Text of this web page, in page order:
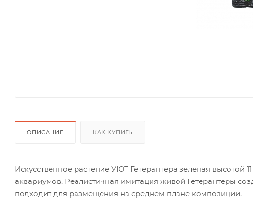
ОПИСАНИЕ КАК КУПИТЬ
Искусственное растение УЮТ Гетерантера зеленая высотой
аквариумов. Реалистичная имитация живой Гетерантеры
подходит для размещения на среднем плане композиции.